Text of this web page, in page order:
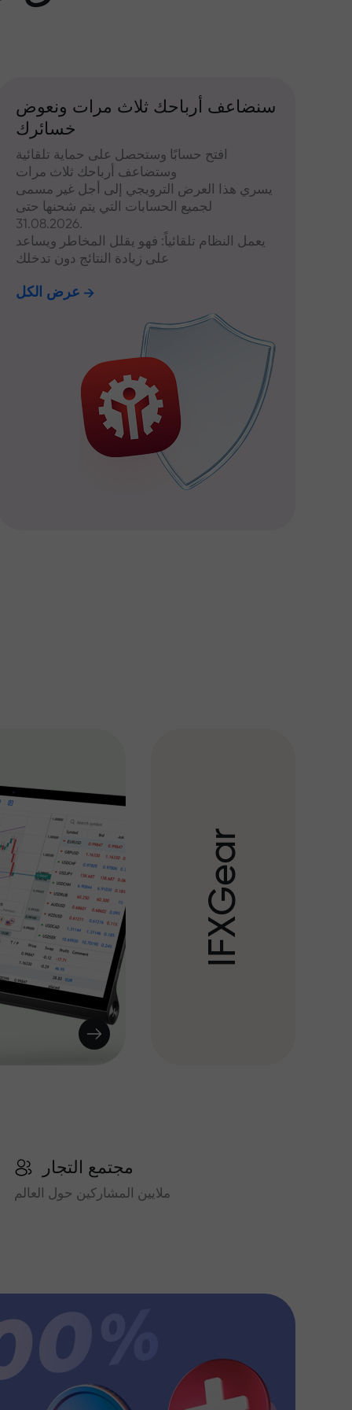
سنضاعف أرباحك ثلاث مرات ونعوض
خسائرك
افتح حسابًا وستحصل على حماية تلقائية
وستضاعف أرباحك ثلاث مرات
يسري هذا العرض الترويجي إلى أجل غير مسمى
لجميع الحسابات التي يتم شحنها حتى
31.08.2026.
يعمل النظام تلقائياً: فهو يقلل المخاطر ويساعد
على زيادة النتائج دون تدخلك
عرض الكل
I
F
X
G
e
a
r
مجتمع التجار
ملايين المشاركين حول العالم